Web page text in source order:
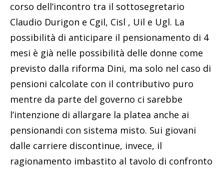
corso dell’incontro tra il sottosegretario
Claudio Durigon e Cgil, Cisl , Uil e Ugl. La
possibilità di anticipare il pensionamento di 4
mesi è già nelle possibilità delle donne come
previsto dalla riforma Dini, ma solo nel caso di
pensioni calcolate con il contributivo puro
mentre da parte del governo ci sarebbe
l’intenzione di allargare la platea anche ai
pensionandi con sistema misto. Sui giovani
dalle carriere discontinue, invece, il
ragionamento imbastito al tavolo di confronto